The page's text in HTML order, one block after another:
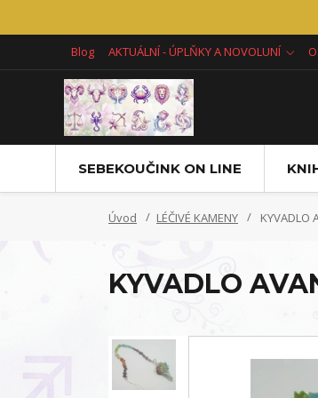
Blog AKTUÁLNÍ - ÚPLŇKY A NOVOLUNÍ
SEBEKOUČINK ON LINE
Úvod LÉČIVÉ KAMENY KYVADLO
KYVADLO